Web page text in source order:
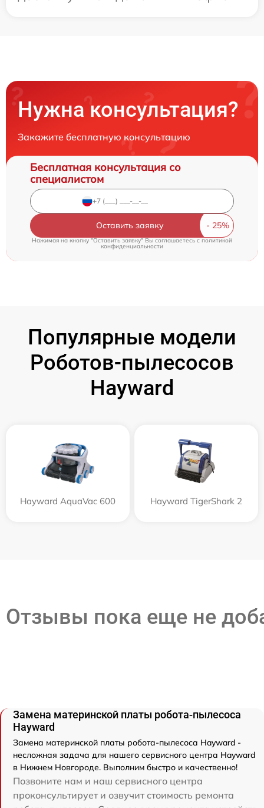
Нужна консультация?
Закажите бесплатную консультацию
Бесплатная консультация со
специалистом
Оставить заявку
Нажимая на кнопку "Оставить заявку" Вы соглашаетесь cполитикой
конфиденциальности
Популярные модели
Роботов-пылесосов
Hayward
Hayward AquaVac 600 Hayward TigerShark 2
Отзывы пока еще не
Замена материнской платы робота-пылесоса
Hayward
Замена материнской платы робота-пылесоса Hayward -
несложная задача для нашего сервисного центра Hayward
в Нижнем Новгороде. Выполним быстро и качественно!
Позвоните нам и наш сервисного центра
проконсультирует и озвучит стоимость ремонта